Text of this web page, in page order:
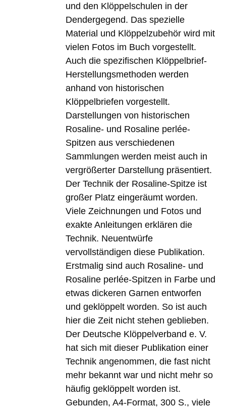
und den Klöppelschulen in der
Dendergegend. Das spezielle
Material und Klöppelzubehör wird mit
vielen Fotos im Buch vorgestellt.
Auch die spezifischen Klöppelbrief-
Herstellungsmethoden werden
anhand von historischen
Klöppelbriefen vorgestellt.
Darstellungen von historischen
Rosaline- und Rosaline perlée-
Spitzen aus verschiedenen
Sammlungen werden meist auch in
vergrößerter Darstellung präsentiert.
Der Technik der Rosaline-Spitze ist
großer Platz eingeräumt worden.
Viele Zeichnungen und Fotos und
exakte Anleitungen erklären die
Technik. Neuentwürfe
vervollständigen diese Publikation.
Erstmalig sind auch Rosaline- und
Rosaline perlée-Spitzen in Farbe und
etwas dickeren Garnen entworfen
und geklöppelt worden. So ist auch
hier die Zeit nicht stehen geblieben.
Der Deutsche Klöppelverband e. V.
hat sich mit dieser Publikation einer
Technik angenommen, die fast nicht
mehr bekannt war und nicht mehr so
häufig geklöppelt worden ist.
Gebunden, A4-Format, 300 S., viele